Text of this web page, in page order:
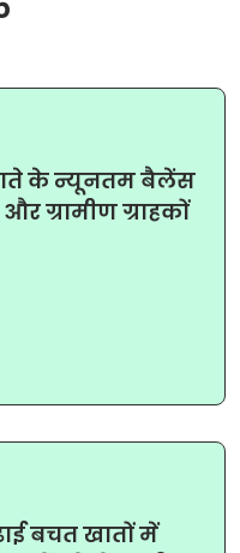
के न्यूनतम बैलेंस
ग्रामीण ग्राहकों
बचत खातों में